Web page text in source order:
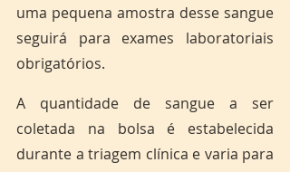
uma pequena amostra desse sangue
seguirá para exames laboratoriais
obrigatórios.
A quantidade de sangue a ser
coletada na bolsa é estabelecida
durante a triagem clínica e varia para